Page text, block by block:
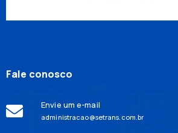
Fale conosco
Envie um e-mail
administracao@setrans.com.br